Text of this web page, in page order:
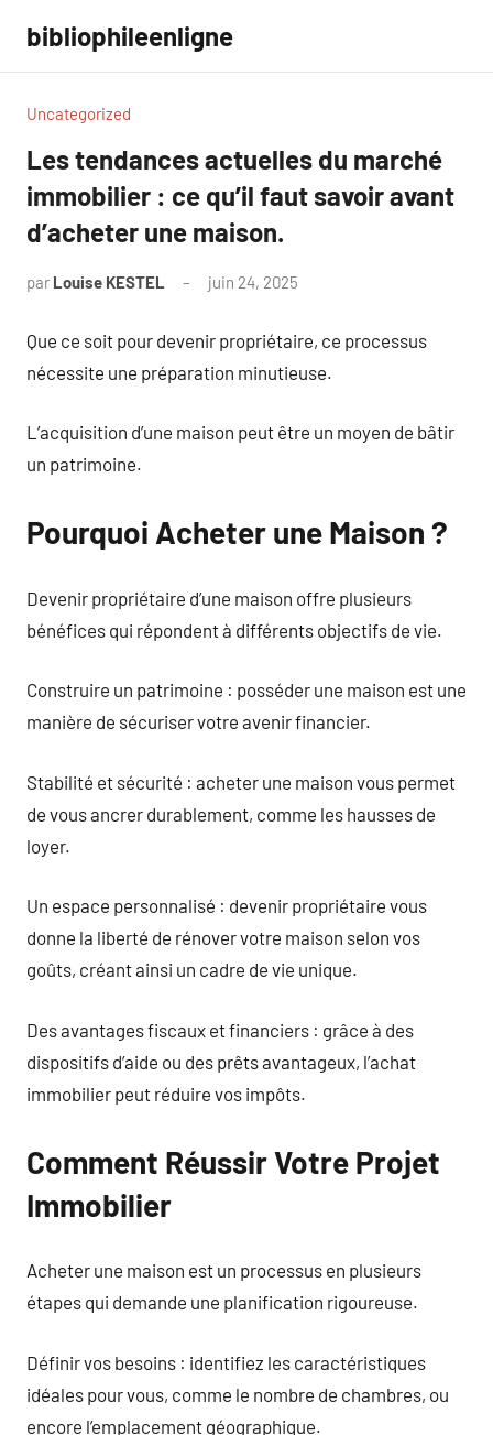
contenu
bibliophileenligne
Uncategorized
Les tendances actuelles du marché
immobilier : ce qu’il faut savoir avant
d’acheter une maison.
par Louise KESTEL juin 24, 2025
Que ce soit pour devenir propriétaire, ce processus
nécessite une préparation minutieuse.
L’acquisition d’une maison peut être un moyen de bâtir
un patrimoine.
Pourquoi Acheter une Maison ?
Devenir propriétaire d’une maison offre plusieurs
bénéfices qui répondent à différents objectifs de vie.
Construire un patrimoine : posséder une maison est une
manière de sécuriser votre avenir financier.
Stabilité et sécurité : acheter une maison vous permet
de vous ancrer durablement, comme les hausses de
loyer.
Un espace personnalisé : devenir propriétaire vous
donne la liberté de rénover votre maison selon vos
goûts, créant ainsi un cadre de vie unique.
Des avantages fiscaux et financiers : grâce à des
dispositifs d’aide ou des prêts avantageux, l’achat
immobilier peut réduire vos impôts.
Comment Réussir Votre Projet
Immobilier
Acheter une maison est un processus en plusieurs
étapes qui demande une planification rigoureuse.
Définir vos besoins : identifiez les caractéristiques
idéales pour vous, comme le nombre de chambres, ou
encore l’emplacement géographique.